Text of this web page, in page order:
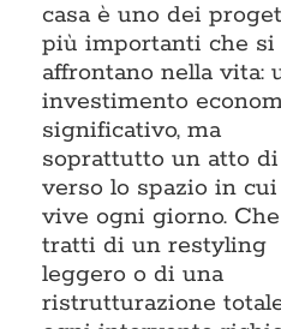
casa è uno dei
più importanti che si
affrontano nella vita:
investimento
significativo, ma
soprattutto un atto
verso lo spazio in
vive ogni giorno.
tratti di un restyling
leggero o di una
ristrutturazione